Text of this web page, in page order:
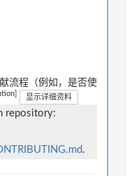
流程（例如，是否使
显示详细资料
repository:
.